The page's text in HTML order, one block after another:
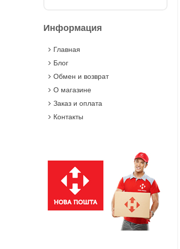
Информация
Главная
Блог
Обмен и возврат
О магазине
Заказ и оплата
Контакты